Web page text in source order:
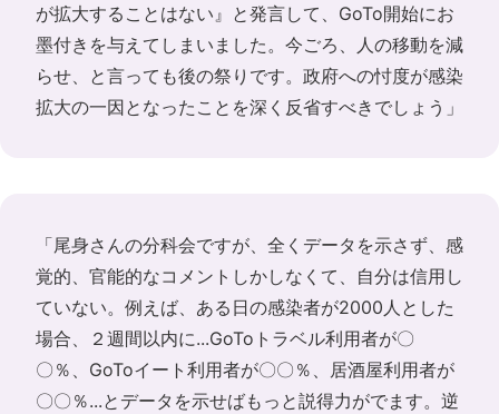
が拡大することはない』と発言して、GoTo開始にお
墨付きを与えてしまいました。今ごろ、人の移動を減
らせ、と言っても後の祭りです。政府への忖度が感染
拡大の一因となったことを深く反省すべきでしょう」
「尾身さんの分科会ですが、全くデータを示さず、感
覚的、官能的なコメントしかしなくて、自分は信用し
ていない。例えば、ある日の感染者が2000人とした
場合、２週間以内に...GoToトラベル利用者が〇
〇％、GoToイート利用者が〇〇％、居酒屋利用者が
〇〇％...とデータを示せばもっと説得力がでます。逆